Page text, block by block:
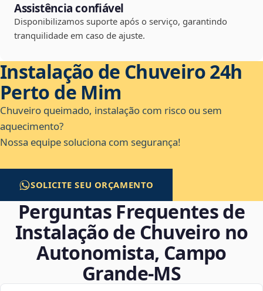
Assistência confiável
Disponibilizamos suporte após o serviço, garantindo
tranquilidade em caso de ajuste.
Instalação de Chuveiro 24h
Perto de Mim
Chuveiro queimado, instalação com risco ou sem
aquecimento?
Nossa equipe soluciona com segurança!
SOLICITE SEU ORÇAMENTO
Perguntas Frequentes de
Instalação de Chuveiro no
Autonomista, Campo
Grande‑MS